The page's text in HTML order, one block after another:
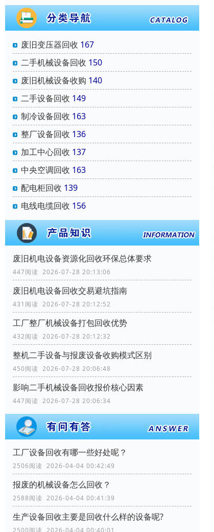
废旧变压器回收 167
二手机械设备回收 150
废旧机械设备收购 140
二手设备回收 149
制冷设备回收 163
整厂设备回收 136
加工中心回收 137
中央空调回收 163
配电柜回收 139
电线电缆回收 156
废旧机电设备资源化回收环保总体要求
447阅读 2026-07-28 20:13:06
废旧机电设备回收交易避坑指南
431阅读 2026-07-28 20:12:52
工厂整厂机械设备打包回收优势
432阅读 2026-07-28 20:12:32
整机二手设备与报废设备收购模式区别
450阅读 2026-07-28 20:06:48
影响二手机械设备回收报价核心因素
447阅读 2026-07-28 20:06:34
工厂设备回收有哪一些好处呢？
2506阅读 2026-04-04 00:42:49
报废的机械设备怎么回收？
2588阅读 2026-04-04 00:41:39
生产设备回收主要是回收什么样的设备呢?